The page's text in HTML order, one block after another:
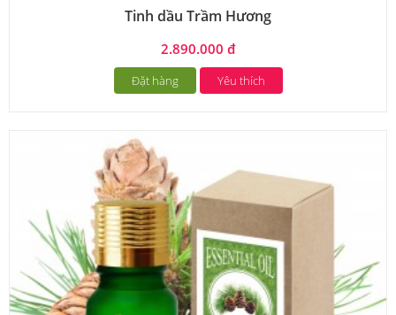
Tinh dầu Trầm Hương
2.890.000 đ
Đặt hàng Yêu thích